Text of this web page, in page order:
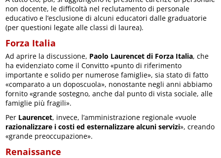
non docente, le difficoltà nel reclutamento di personale
educativo e l’esclusione di alcuni educatori dalle graduatorie
(per questioni legate alle classi di laurea).
Forza Italia
Ad aprire la discussione, Paolo Laurencet di Forza Italia, che
ha evidenziato come il Convitto «punto di riferimento
importante e solido per numerose famiglie», sia stato di fatto
«comparato a un doposcuola», nonostante negli anni abbiamo
fornito «grande sostegno, anche dal punto di vista sociale, alle
famiglie più fragili».
Per Laurencet, invece, l’amministrazione regionale «vuole
razionalizzare i costi ed esternalizzare alcuni servizi», creando
«grande preoccupazione».
Renaissance